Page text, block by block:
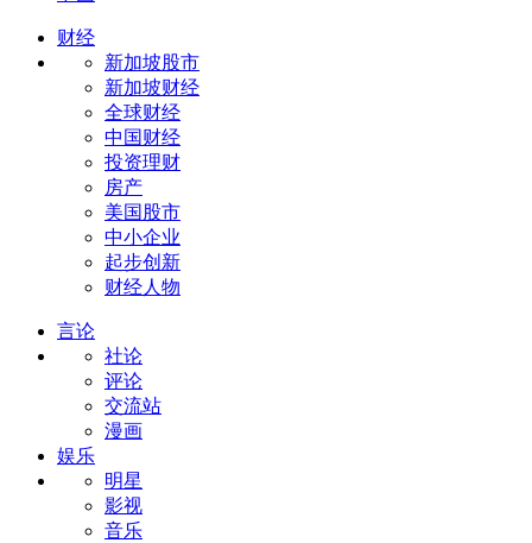
财经
新加坡股市
新加坡财经
全球财经
中国财经
投资理财
房产
美国股市
中小企业
起步创新
财经人物
言论
社论
评论
交流站
漫画
娱乐
明星
影视
音乐